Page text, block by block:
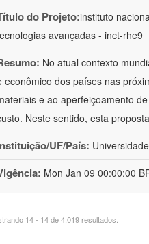
do Projeto:instituto
avançadas - inct-rhe9
No atual contexto
econômico dos países nas
e ao aperfeiçoamento
Neste sentido, esta
UF/País:
Mon Jan 09 00:00:00
14 - 14 de 4.019 resultados.